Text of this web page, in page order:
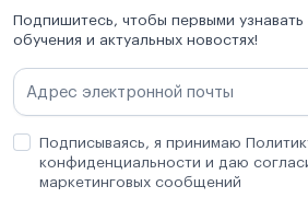
Подпишитесь, чтобы первыми
обучения и актуальных новостях!
Подписываясь, я принимаю
конфиденциальности и даю
маркетинговых сообщений